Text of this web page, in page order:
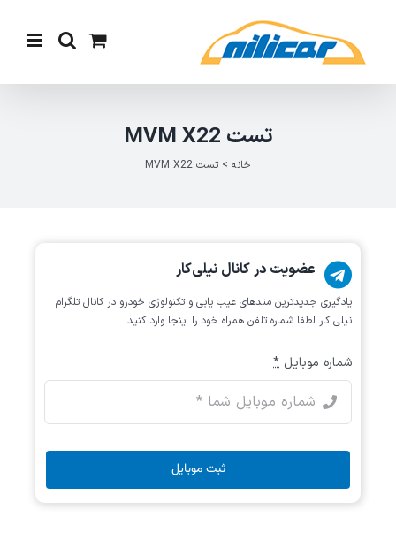
content
تست MVM X22
خانه > تست MVM X22
عضویت در کانال نیلی‌کار
یادگیری جدیدترین متد‌های عیب یابی‌ و تکنولوژی خودرو در کانال تلگرام
نیلی کار لطفا شماره تلفن همراه خود را اینجا وارد کنید
شماره موبایل *
ثبت موبایل